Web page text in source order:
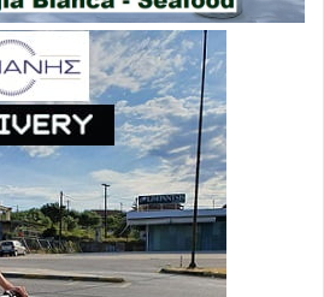
του Νίκου Κοτζιά. Στο
επίσης οι:
Μαρκάκης, Κωνσταντίνος
Μητράκος.
είναι η απόφαση του
Γιώργου Κατρούγκαλου -που
να «μεταφέρει»
γραφείο. Ειδικότερα, διορίστηκαν
Ανδριανή Ζωμένου